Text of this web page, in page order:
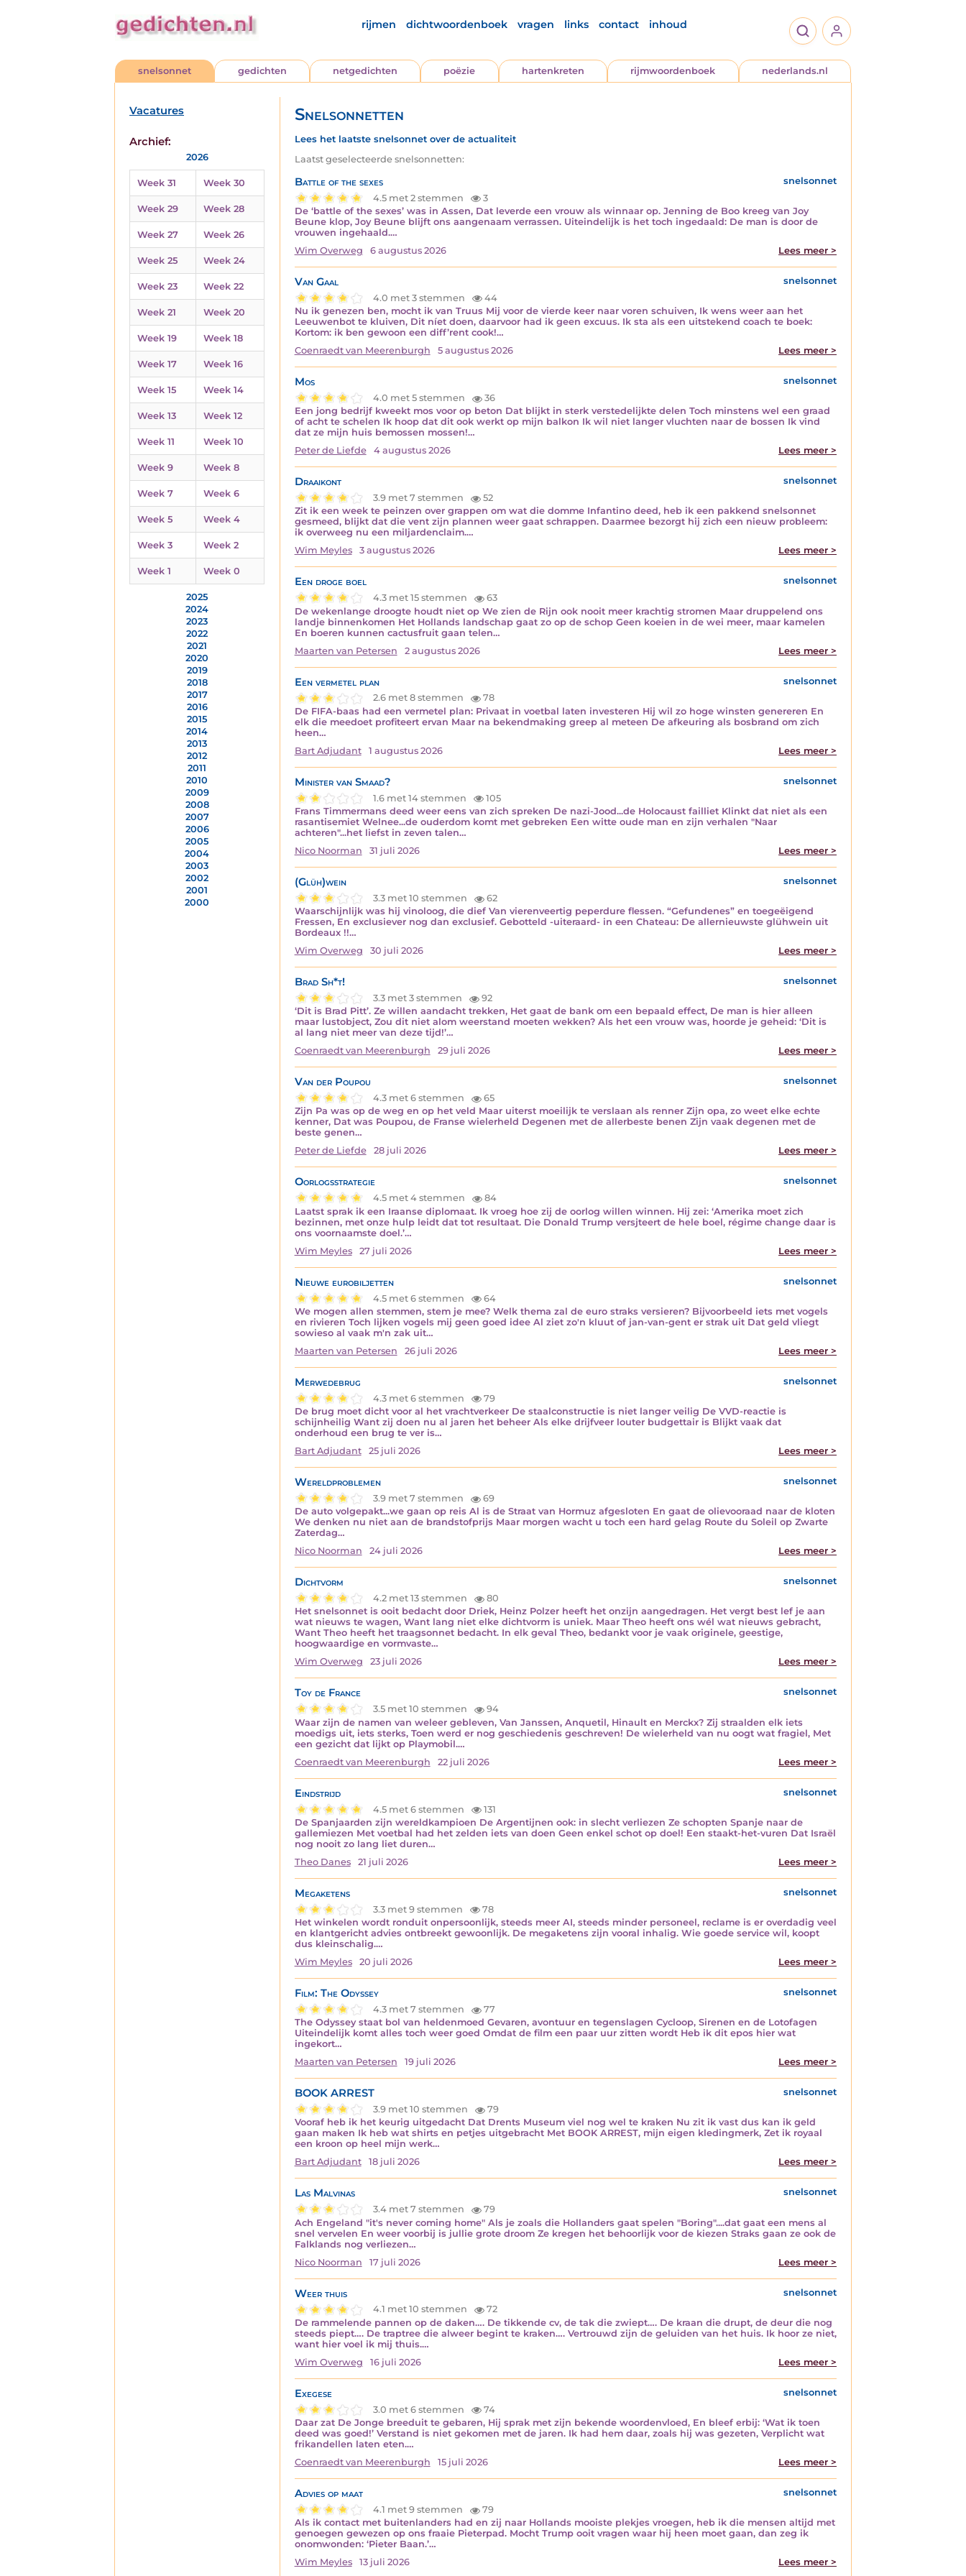
rijmen dichtwoordenboek vragen links contact inhoud
snelsonnet gedichten netgedichten poëzie hartenkreten rijmwoordenboek nederlands.nl
Vacatures
Archief:
2026
Week 31 Week 30
Week 29 Week 28
Week 27 Week 26
Week 25 Week 24
Week 23 Week 22
Week 21 Week 20
Week 19 Week 18
Week 17 Week 16
Week 15 Week 14
Week 13 Week 12
Week 11 Week 10
Week 9 Week 8
Week 7 Week 6
Week 5 Week 4
Week 3 Week 2
Week 1 Week 0
2025
2024
2023
2022
2021
2020
2019
2018
2017
2016
2015
2014
2013
2012
2011
2010
2009
2008
2007
2006
2005
2004
2003
2002
2001
2000
Snelsonnetten
Lees het laatste snelsonnet over de actualiteit
Laatst geselecteerde snelsonnetten:
Battle of the sexes
snelsonnet
4.5 met 2 stemmen
3
De ‘battle of the sexes’ was in Assen, Dat leverde een vrouw als winnaar op. Jenning de Boo kreeg van Joy
Beune klop, Joy Beune blijft ons aangenaam verrassen. Uiteindelijk is het toch ingedaald: De man is door de
vrouwen ingehaald.…
Wim Overweg
6 augustus 2026 Lees meer >
Van Gaal
snelsonnet
4.0 met 3 stemmen
44
Nu ik genezen ben, mocht ik van Truus Mij voor de vierde keer naar voren schuiven, Ik wens weer aan het
Leeuwenbot te kluiven, Dit níet doen, daarvoor had ik geen excuus. Ik sta als een uitstekend coach te boek:
Kortom: ik ben gewoon een diff’rent cook!…
Coenraedt van Meerenburgh
5 augustus 2026 Lees meer >
Mos
snelsonnet
4.0 met 5 stemmen
36
Een jong bedrijf kweekt mos voor op beton Dat blijkt in sterk verstedelijkte delen Toch minstens wel een graad
of acht te schelen Ik hoop dat dit ook werkt op mijn balkon Ik wil niet langer vluchten naar de bossen Ik vind
dat ze mijn huis bemossen mossen!…
Peter de Liefde
4 augustus 2026 Lees meer >
Draaikont
snelsonnet
3.9 met 7 stemmen
52
Zit ik een week te peinzen over grappen om wat die domme Infantino deed, heb ik een pakkend snelsonnet
gesmeed, blijkt dat die vent zijn plannen weer gaat schrappen. Daarmee bezorgt hij zich een nieuw probleem:
ik overweeg nu een miljardenclaim.…
Wim Meyles
3 augustus 2026 Lees meer >
Een droge boel
snelsonnet
4.3 met 15 stemmen
63
De wekenlange droogte houdt niet op We zien de Rijn ook nooit meer krachtig stromen Maar druppelend ons
landje binnenkomen Het Hollands landschap gaat zo op de schop Geen koeien in de wei meer, maar kamelen
En boeren kunnen cactusfruit gaan telen…
Maarten van Petersen
2 augustus 2026 Lees meer >
Een vermetel plan
snelsonnet
2.6 met 8 stemmen
78
De FIFA-baas had een vermetel plan: Privaat in voetbal laten investeren Hij wil zo hoge winsten genereren En
elk die meedoet profiteert ervan Maar na bekendmaking greep al meteen De afkeuring als bosbrand om zich
heen…
Bart Adjudant
1 augustus 2026 Lees meer >
Minister van Smaad?
snelsonnet
1.6 met 14 stemmen
105
Frans Timmermans deed weer eens van zich spreken De nazi-Jood...de Holocaust failliet Klinkt dat niet als een
rasantisemiet Welnee...de ouderdom komt met gebreken Een witte oude man en zijn verhalen "Naar
achteren"...het liefst in zeven talen…
Nico Noorman
31 juli 2026 Lees meer >
(Glüh)wein
snelsonnet
3.3 met 10 stemmen
62
Waarschijnlijk was hij vinoloog, die dief Van vierenveertig peperdure flessen. “Gefundenes” en toegeëigend
Fressen, En exclusiever nog dan exclusief. Gebotteld -uiteraard- in een Chateau: De allernieuwste glühwein uit
Bordeaux !!…
Wim Overweg
30 juli 2026 Lees meer >
Brad Sh*t!
snelsonnet
3.3 met 3 stemmen
92
‘Dit is Brad Pitt’. Ze willen aandacht trekken, Het gaat de bank om een bepaald effect, De man is hier alleen
maar lustobject, Zou dit niet alom weerstand moeten wekken? Als het een vrouw was, hoorde je geheid: ‘Dit is
al lang niet meer van deze tijd!’…
Coenraedt van Meerenburgh
29 juli 2026 Lees meer >
Van der Poupou
snelsonnet
4.3 met 6 stemmen
65
Zijn Pa was op de weg en op het veld Maar uiterst moeilijk te verslaan als renner Zijn opa, zo weet elke echte
kenner, Dat was Poupou, de Franse wielerheld Degenen met de allerbeste benen Zijn vaak degenen met de
beste genen…
Peter de Liefde
28 juli 2026 Lees meer >
Oorlogsstrategie
snelsonnet
4.5 met 4 stemmen
84
Laatst sprak ik een Iraanse diplomaat. Ik vroeg hoe zij de oorlog willen winnen. Hij zei: ‘Amerika moet zich
bezinnen, met onze hulp leidt dat tot resultaat. Die Donald Trump versjteert de hele boel, régime change daar is
ons voornaamste doel.’…
Wim Meyles
27 juli 2026 Lees meer >
Nieuwe eurobiljetten
snelsonnet
4.5 met 6 stemmen
64
We mogen allen stemmen, stem je mee? Welk thema zal de euro straks versieren? Bijvoorbeeld iets met vogels
en rivieren Toch lijken vogels mij geen goed idee Al ziet zo'n kluut of jan-van-gent er strak uit Dat geld vliegt
sowieso al vaak m'n zak uit…
Maarten van Petersen
26 juli 2026 Lees meer >
Merwedebrug
snelsonnet
4.3 met 6 stemmen
79
De brug moet dicht voor al het vrachtverkeer De staalconstructie is niet langer veilig De VVD-reactie is
schijnheilig Want zij doen nu al jaren het beheer Als elke drijfveer louter budgettair is Blijkt vaak dat
onderhoud een brug te ver is…
Bart Adjudant
25 juli 2026 Lees meer >
Wereldproblemen
snelsonnet
3.9 met 7 stemmen
69
De auto volgepakt...we gaan op reis Al is de Straat van Hormuz afgesloten En gaat de olievooraad naar de kloten
We denken nu niet aan de brandstofprijs Maar morgen wacht u toch een hard gelag Route du Soleil op Zwarte
Zaterdag…
Nico Noorman
24 juli 2026 Lees meer >
Dichtvorm
snelsonnet
4.2 met 13 stemmen
80
Het snelsonnet is ooit bedacht door Driek, Heinz Polzer heeft het onzijn aangedragen. Het vergt best lef je aan
wat nieuws te wagen, Want lang niet elke dichtvorm is uniek. Maar Theo heeft ons wél wat nieuws gebracht,
Want Theo heeft het traagsonnet bedacht. In elk geval Theo, bedankt voor je vaak originele, geestige,
hoogwaardige en vormvaste…
Wim Overweg
23 juli 2026 Lees meer >
Toy de France
snelsonnet
3.5 met 10 stemmen
94
Waar zijn de namen van weleer gebleven, Van Janssen, Anquetil, Hinault en Merckx? Zij straalden elk iets
moedigs uit, iets sterks, Toen werd er nog geschiedenis geschreven! De wielerheld van nu oogt wat fragiel, Met
een gezicht dat lijkt op Playmobil.…
Coenraedt van Meerenburgh
22 juli 2026 Lees meer >
Eindstrijd
snelsonnet
4.5 met 6 stemmen
131
De Spanjaarden zijn wereldkampioen De Argentijnen ook: in slecht verliezen Ze schopten Spanje naar de
gallemiezen Met voetbal had het zelden iets van doen Geen enkel schot op doel! Een staakt-het-vuren Dat Israël
nog nooit zo lang liet duren…
Theo Danes
21 juli 2026 Lees meer >
Megaketens
snelsonnet
3.3 met 9 stemmen
78
Het winkelen wordt ronduit onpersoonlijk, steeds meer AI, steeds minder personeel, reclame is er overdadig veel
en klantgericht advies ontbreekt gewoonlijk. De megaketens zijn vooral inhalig. Wie goede service wil, koopt
dus kleinschalig.…
Wim Meyles
20 juli 2026 Lees meer >
Film: The Odyssey
snelsonnet
4.3 met 7 stemmen
77
The Odyssey staat bol van heldenmoed Gevaren, avontuur en tegenslagen Cycloop, Sirenen en de Lotofagen
Uiteindelijk komt alles toch weer goed Omdat de film een paar uur zitten wordt Heb ik dit epos hier wat
ingekort…
Maarten van Petersen
19 juli 2026 Lees meer >
BOOK ARREST
snelsonnet
3.9 met 10 stemmen
79
Vooraf heb ik het keurig uitgedacht Dat Drents Museum viel nog wel te kraken Nu zit ik vast dus kan ik geld
gaan maken Ik heb wat shirts en petjes uitgebracht Met BOOK ARREST, mijn eigen kledingmerk, Zet ik royaal
een kroon op heel mijn werk…
Bart Adjudant
18 juli 2026 Lees meer >
Las Malvinas
snelsonnet
3.4 met 7 stemmen
79
Ach Engeland "it's never coming home" Als je zoals die Hollanders gaat spelen "Boring"....dat gaat een mens al
snel vervelen En weer voorbij is jullie grote droom Ze kregen het behoorlijk voor de kiezen Straks gaan ze ook de
Falklands nog verliezen…
Nico Noorman
17 juli 2026 Lees meer >
Weer thuis
snelsonnet
4.1 met 10 stemmen
72
De rammelende pannen op de daken…. De tikkende cv, de tak die zwiept…. De kraan die drupt, de deur die nog
steeds piept…. De traptree die alweer begint te kraken…. Vertrouwd zijn de geluiden van het huis. Ik hoor ze niet,
want hier voel ik mij thuis.…
Wim Overweg
16 juli 2026 Lees meer >
Exegese
snelsonnet
3.0 met 6 stemmen
74
Daar zat De Jonge breeduit te gebaren, Hij sprak met zijn bekende woordenvloed, En bleef erbij: ‘Wat ik toen
deed was goed!’ Verstand is niet gekomen met de jaren. Ik had hem daar, zoals hij was gezeten, Verplicht wat
frikandellen laten eten.…
Coenraedt van Meerenburgh
15 juli 2026 Lees meer >
Advies op maat
snelsonnet
4.1 met 9 stemmen
79
Als ik contact met buitenlanders had en zij naar Hollands mooiste plekjes vroegen, heb ik die mensen altijd met
genoegen gewezen op ons fraaie Pieterpad. Mocht Trump ooit vragen waar hij heen moet gaan, dan zeg ik
onomwonden: ‘Pieter Baan.’…
Wim Meyles
13 juli 2026 Lees meer >